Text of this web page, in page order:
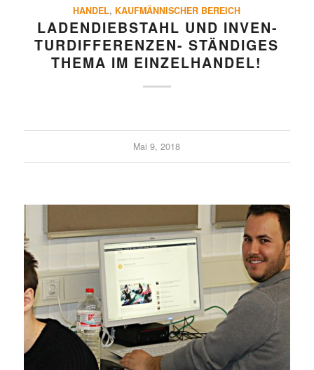
HANDEL, KAUFMÄNNISCHER BEREICH
LADEN­DIEB­STAHL UND INVEN­
TUR­DIF­FE­RENZEN- STÄN­DIGES
THEMA IM EINZELHANDEL!
Mai 9, 2018